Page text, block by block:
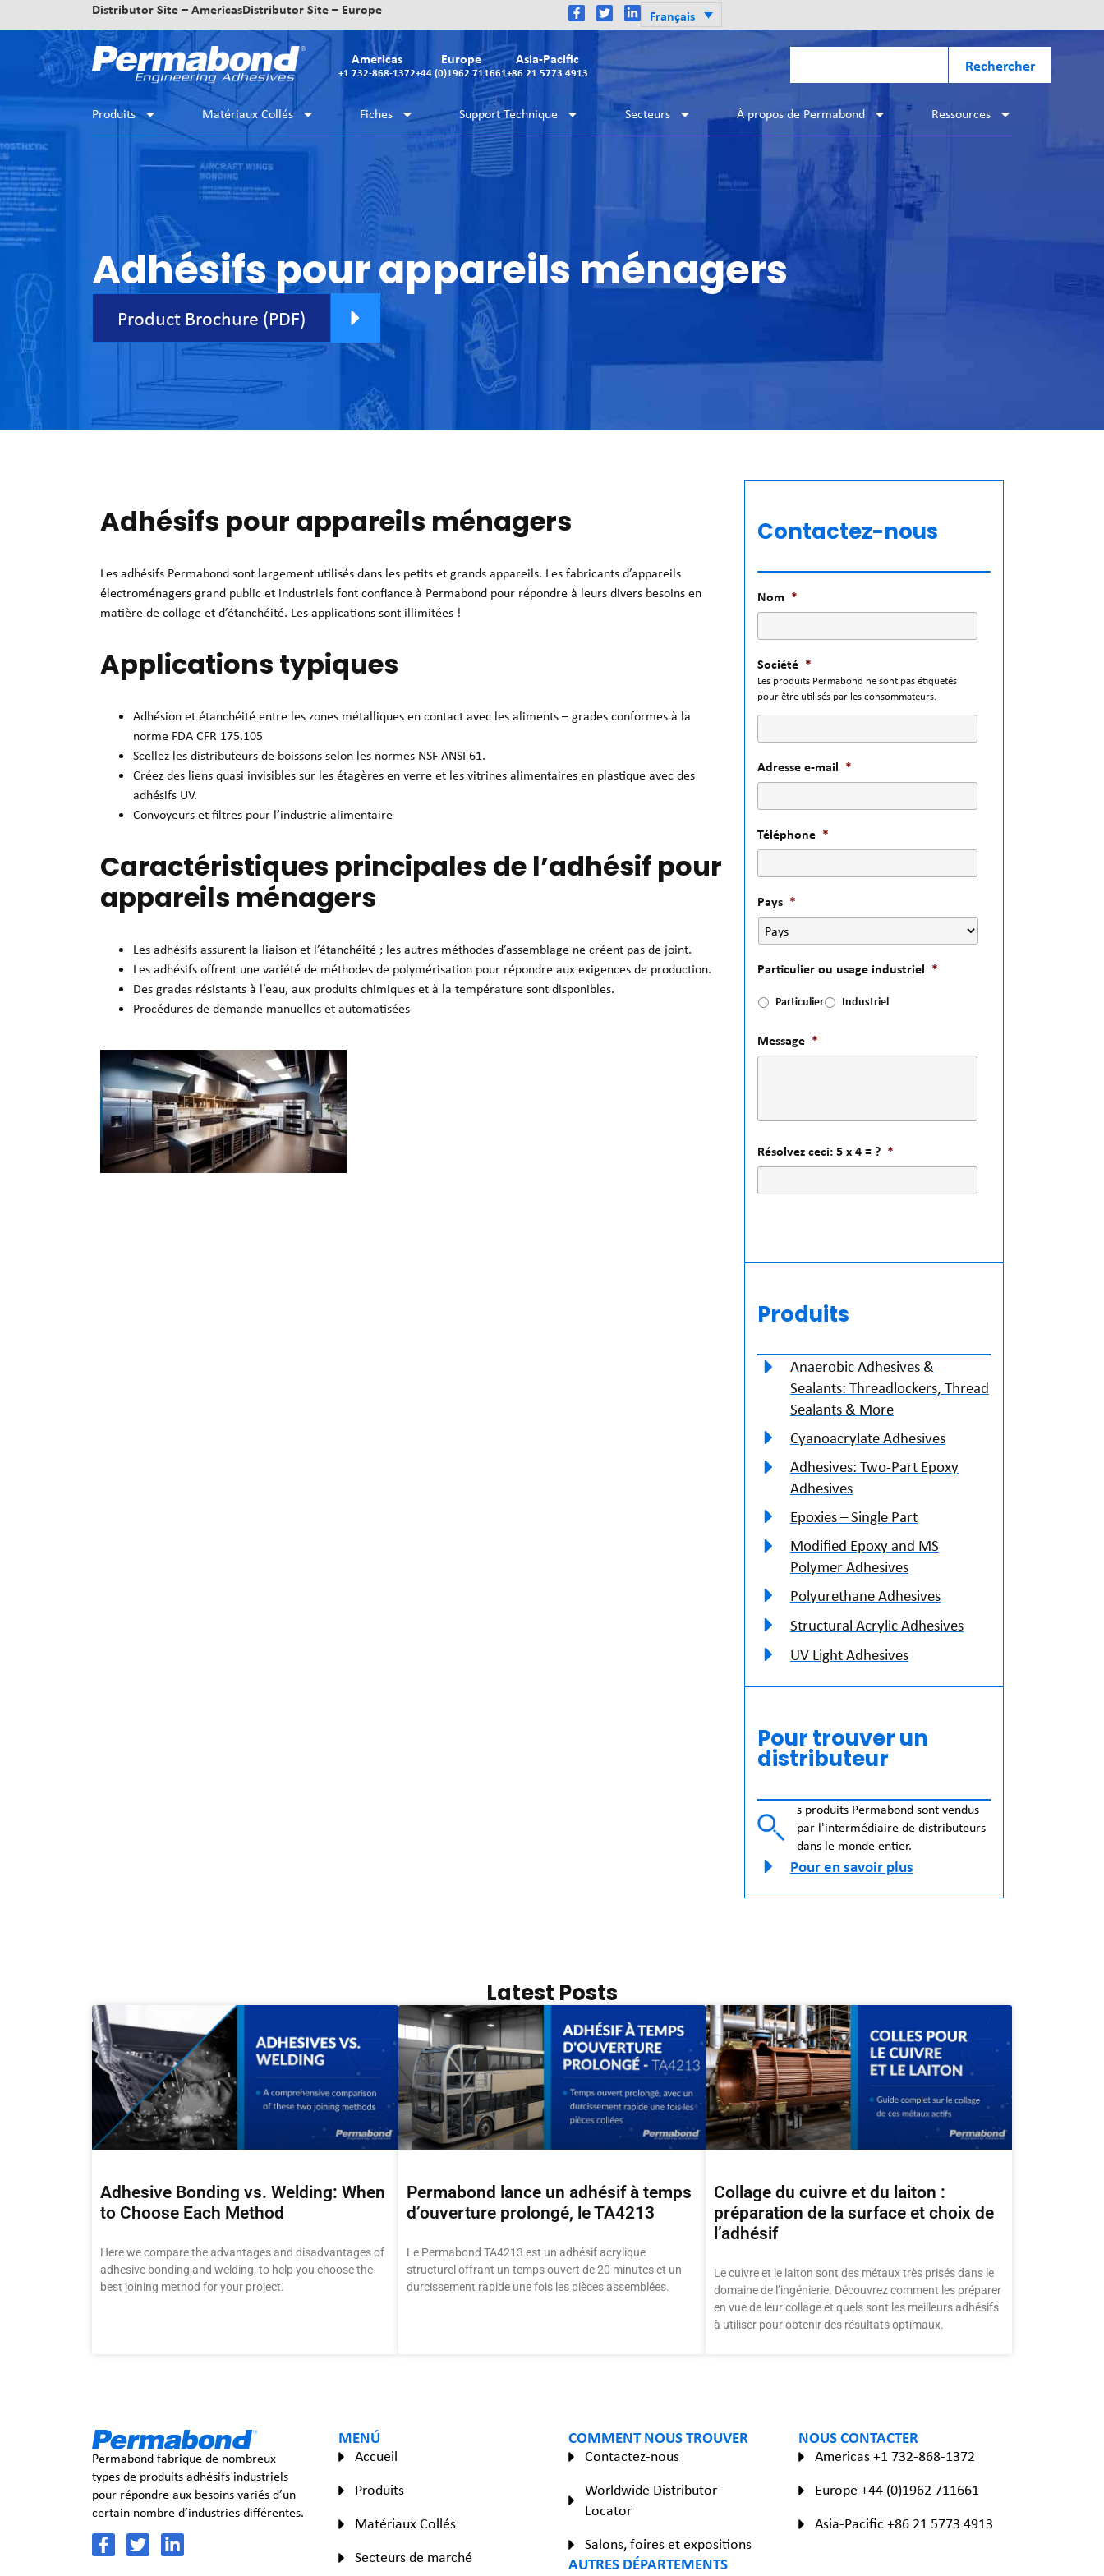
Distributor Site – AmericasDistributor Site – Europe Français
Americas
+1 732-868-1372
Europe
+44 (0)1962 711661
Asia-Pacific
+86 21 5773 4913 Rechercher
Produits Matériaux Collés Fiches Support Technique Secteurs À propos de Permabond Ressources
Adhésifs pour appareils ménagers
Product Brochure (PDF)
Adhésifs pour appareils ménagers
Les adhésifs Permabond sont largement utilisés dans les petits et grands appareils. Les fabricants d’appareils
électroménagers grand public et industriels font confiance à Permabond pour répondre à leurs divers besoins en
matière de collage et d’étanchéité. Les applications sont illimitées !
Applications typiques
Adhésion et étanchéité entre les zones métalliques en contact avec les aliments – grades conformes à la
norme FDA CFR 175.105
Scellez les distributeurs de boissons selon les normes NSF ANSI 61.
Créez des liens quasi invisibles sur les étagères en verre et les vitrines alimentaires en plastique avec des
adhésifs UV.
Convoyeurs et filtres pour l’industrie alimentaire
Caractéristiques principales de l’adhésif pour
appareils ménagers
Les adhésifs assurent la liaison et l’étanchéité ; les autres méthodes d’assemblage ne créent pas de joint.
Les adhésifs offrent une variété de méthodes de polymérisation pour répondre aux exigences de production.
Des grades résistants à l’eau, aux produits chimiques et à la température sont disponibles.
Procédures de demande manuelles et automatisées
Contactez-nous
Nom *
Société *
Les produits Permabond ne sont pas étiquetés
pour être utilisés par les consommateurs.
Adresse e-mail *
Téléphone *
Pays *
Particulier ou usage industriel *
Particulier Industriel
Message *
Résolvez ceci: 5 x 4 = ? *
Produits
Anaerobic Adhesives &
Sealants: Threadlockers, Thread
Sealants & More
Cyanoacrylate Adhesives
Adhesives: Two-Part Epoxy
Adhesives
Epoxies – Single Part
Modified Epoxy and MS
Polymer Adhesives
Polyurethane Adhesives
Structural Acrylic Adhesives
UV Light Adhesives
Pour trouver un
distributeur
s produits Permabond sont vendus
par l'intermédiaire de distributeurs
dans le monde entier.
Pour en savoir plus
Latest Posts
Adhesive Bonding vs. Welding: When
to Choose Each Method
Here we compare the advantages and disadvantages of
adhesive bonding and welding, to help you choose the
best joining method for your project.
Permabond lance un adhésif à temps
d’ouverture prolongé, le TA4213
Le Permabond TA4213 est un adhésif acrylique
structurel offrant un temps ouvert de 20 minutes et un
durcissement rapide une fois les pièces assemblées.
Collage du cuivre et du laiton :
préparation de la surface et choix de
l’adhésif
Le cuivre et le laiton sont des métaux très prisés dans le
domaine de l’ingénierie. Découvrez comment les préparer
en vue de leur collage et quels sont les meilleurs adhésifs
à utiliser pour obtenir des résultats optimaux.
Permabond fabrique de nombreux
types de produits adhésifs industriels
pour répondre aux besoins variés d’un
certain nombre d’industries différentes.
MENÚ
Accueil
Produits
Matériaux Collés
Secteurs de marché
COMMENT NOUS TROUVER
Contactez-nous
Worldwide Distributor
Locator
Salons, foires et expositions
AUTRES DÉPARTEMENTS
NOUS CONTACTER
Americas +1 732-868-1372
Europe +44 (0)1962 711661
Asia-Pacific +86 21 5773 4913